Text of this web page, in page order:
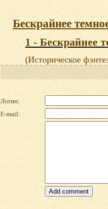
Бескрайнее
1 - Бескрайнее
(Историческое
Логин:
E-mail: